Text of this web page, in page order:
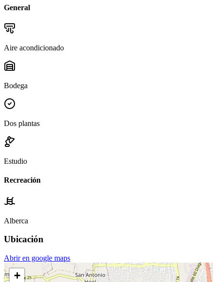
General
Aire acondicionado
Bodega
Dos plantas
Estudio
Recreación
Alberca
Ubicación
Abrir en google maps
+